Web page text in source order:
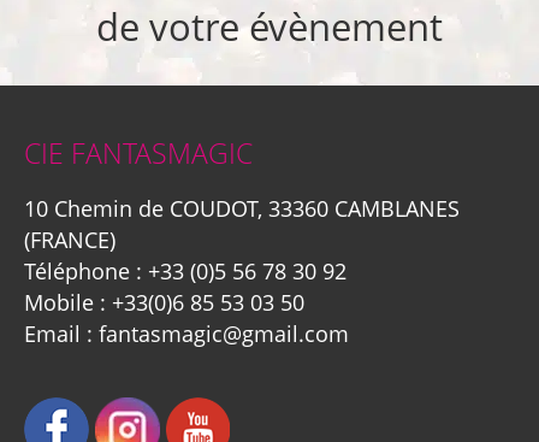
de votre évènement
CIE FANTASMAGIC
10 Chemin de COUDOT, 33360 CAMBLANES
(FRANCE)
Téléphone : +33 (0)5 56 78 30 92
Mobile : +33(0)6 85 53 03 50
Email : fantasmagic@gmail.com